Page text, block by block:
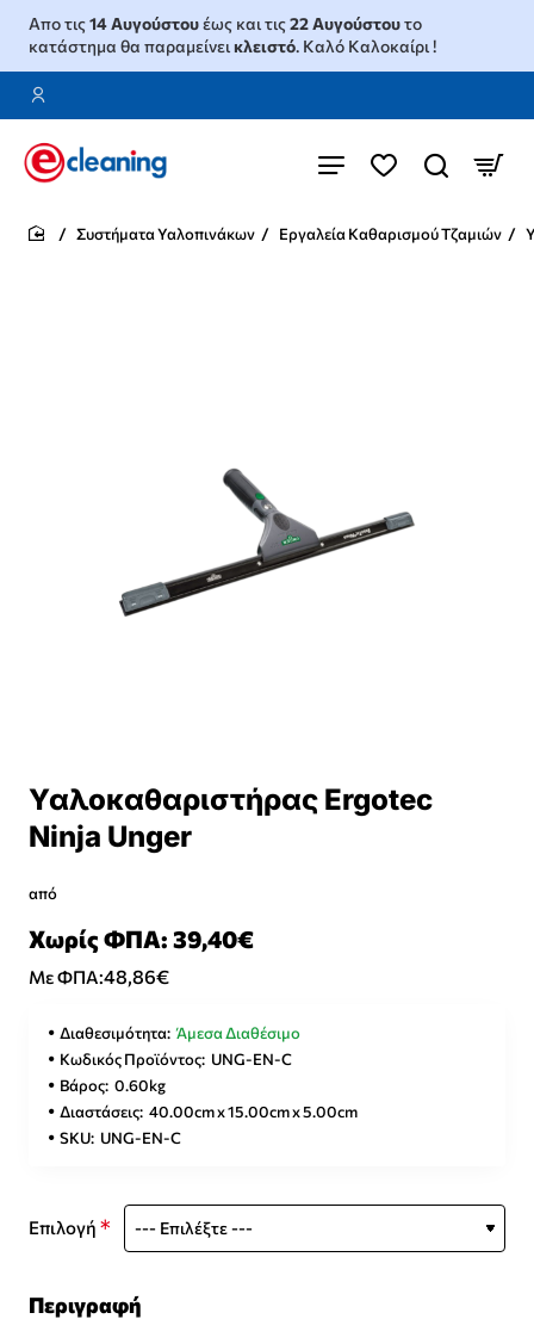
Απο τις14 Αυγούστουέως και τις22 Αυγούστουτο
κατάστημα θα παραμείνεικλειστό. Καλό Καλοκαίρι !
Συστήματα Υαλοπινάκων Εργαλεία Καθαρισμού Τζαμιών
Υαλοκαθαριστήρας Ergotec
Ninja Unger
από
Με ΦΠΑ:48,86€
Χωρίς ΦΠΑ: 39,40€
Διαθεσιμότητα: Άμεσα Διαθέσιμο
Κωδικός Προϊόντος: UNG-EN-C
Βάρος: 0.60kg
Διαστάσεις: 40.00cm x 15.00cm x 5.00cm
SKU: UNG-EN-C
Επιλογή
Περιγραφή